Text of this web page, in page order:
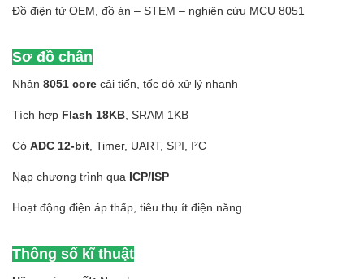
Đồ điện tử OEM, đồ án – STEM – nghiên cứu MCU 8051
Sơ đồ chân
Nhân 8051 core cải tiến, tốc độ xử lý nhanh
Tích hợp Flash 18KB , SRAM 1KB
Có ADC 12-bit , Timer, UART, SPI, I²C
Nạp chương trình qua ICP/ISP
Hoạt động điện áp thấp, tiêu thụ ít điện năng
Thông số kĩ thuật